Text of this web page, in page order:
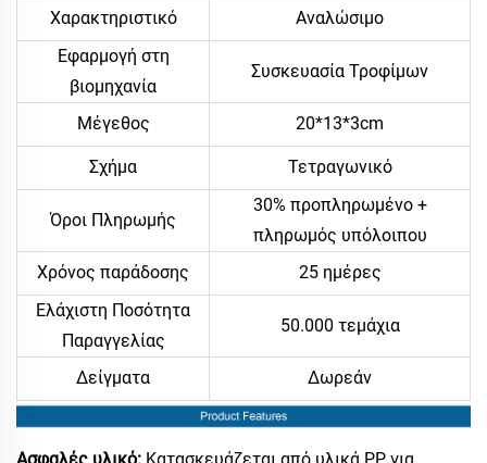
Χαρακτηριστικό
Αναλώσιμο
Εφαρμογή στη
βιομηχανία
Συσκευασία Τροφίμων
Μέγεθος 20*13*3cm
Σχήμα Τετραγωνικό
Όροι Πληρωμής
30% προπληρωμένο +
πληρωμός υπόλοιπου
Χρόνος παράδοσης
25 ημέρες
Ελάχιστη Ποσότητα
Παραγγελίας
50.000 τεμάχια
Δείγματα Δωρεάν